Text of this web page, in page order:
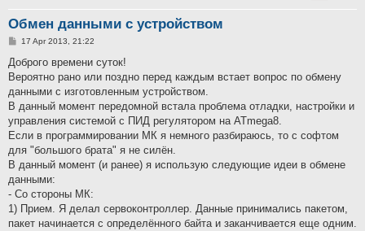
Обмен данными с устройством
P
s
17 Apr 2013, 21:22
Доброго времени суток!
Вероятно рано или поздно перед каждым встает вопрос по обмену
данными с изготовленным устройством.
В данный момент передомной встала проблема отладки, настройки и
управления системой с ПИД регулятором на ATmega8.
Если в программировании МК я немного разбираюсь, то с софтом
для "большого брата" я не силён.
В данный момент (и ранее) я использую следующие идеи в обмене
данными:
- Со стороны МК:
1) Прием. Я делал сервоконтроллер. Данные принимались пакетом,
пакет начинается с определённого байта и заканчивается еще одним.